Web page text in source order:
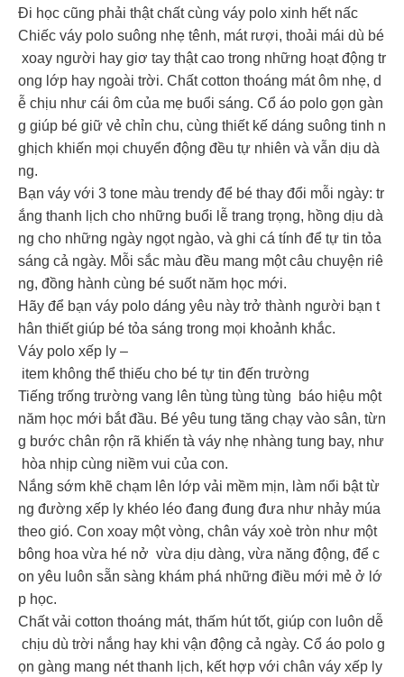
Đi học cũng phải thật chất cùng váy polo xinh hết nấc
Chiếc váy polo suông nhẹ tênh, mát rượi, thoải mái dù bé
xoay người hay giơ tay thật cao trong những hoạt động tr
ong lớp hay ngoài trời. Chất cotton thoáng mát ôm nhẹ, d
ễ chịu như cái ôm của mẹ buổi sáng. Cổ áo polo gọn gàn
g giúp bé giữ vẻ chỉn chu, cùng thiết kế dáng suông tinh n
ghịch khiến mọi chuyển động đều tự nhiên và vẫn dịu dà
ng.
Bạn váy với 3 tone màu trendy để bé thay đổi mỗi ngày: tr
ắng thanh lịch cho những buổi lễ trang trọng, hồng dịu dà
ng cho những ngày ngọt ngào, và ghi cá tính để tự tin tỏa
sáng cả ngày. Mỗi sắc màu đều mang một câu chuyện riê
ng, đồng hành cùng bé suốt năm học mới.
Hãy để bạn váy polo dáng yêu này trở thành người bạn t
hân thiết giúp bé tỏa sáng trong mọi khoảnh khắc.
Váy polo xếp ly –
item không thể thiếu cho bé tự tin đến trường
️Tiếng trống trường vang lên tùng tùng tùng báo hiệu một
năm học mới bắt đầu. Bé yêu tung tăng chạy vào sân, từn
g bước chân rộn rã khiến tà váy nhẹ nhàng tung bay, như
hòa nhịp cùng niềm vui của con.
️Nắng sớm khẽ chạm lên lớp vải mềm mịn, làm nổi bật từ
ng đường xếp ly khéo léo đang đung đưa như nhảy múa
theo gió. Con xoay một vòng, chân váy xoè tròn như một
bông hoa vừa hé nở vừa dịu dàng, vừa năng động, để c
on yêu luôn sẵn sàng khám phá những điều mới mẻ ở lớ
p học.
Chất vải cotton thoáng mát, thấm hút tốt, giúp con luôn dễ
chịu dù trời nắng hay khi vận động cả ngày. Cổ áo polo g
ọn gàng mang nét thanh lịch, kết hợp với chân váy xếp ly